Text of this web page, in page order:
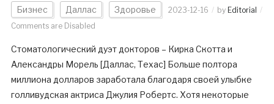
Бизнес Даллас Здоровье 2023-12-16 by Editorial
Comments are Disabled
Стоматологический дуэт докторов – Кирка Скотта и
Александры Морель [Даллас, Техас] Больше полтора
миллиона долларов заработала благодаря своей улыбке
голливудская актриса Джулия Робертс. Хотя некоторые